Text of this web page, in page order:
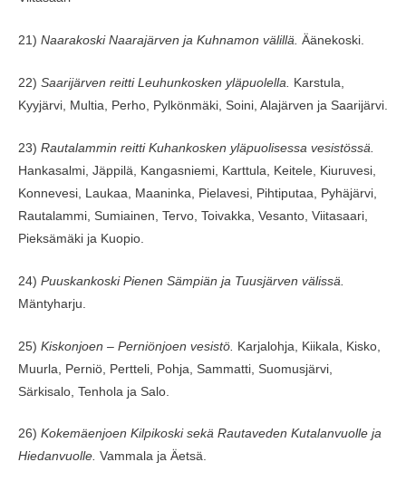
21) Naarakoski Naarajärven ja Kuhnamon välillä. Äänekoski.
22) Saarijärven reitti Leuhunkosken yläpuolella.
Karstula,
Kyyjärvi, Multia, Perho, Pylkönmäki, Soini, Alajärven ja Saarijärvi.
23) Rautalammin reitti Kuhankosken yläpuolisessa vesistössä.
Hankasalmi, Jäppilä, Kangasniemi, Karttula, Keitele, Kiuruvesi,
Konnevesi, Laukaa, Maaninka, Pielavesi, Pihtiputaa, Pyhäjärvi,
Rautalammi, Sumiainen, Tervo, Toivakka, Vesanto, Viitasaari,
Pieksämäki ja Kuopio.
24) Puuskankoski Pienen Sämpiän ja Tuusjärven välissä.
Mäntyharju.
25) Kiskonjoen – Perniönjoen vesistö. Karjalohja, Kiikala, Kisko,
Muurla, Perniö, Pertteli, Pohja, Sammatti, Suomusjärvi,
Särkisalo, Tenhola ja Salo.
26) Kokemäenjoen Kilpikoski sekä Rautaveden Kutalanvuolle ja
Hiedanvuolle. Vammala ja Äetsä.